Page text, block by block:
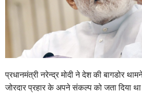
प्रधानमंत्री नरेन्द्र मोदी ने देश की बागडोर
जोरदार प्रहार के अपने संकल्प को जता दिया